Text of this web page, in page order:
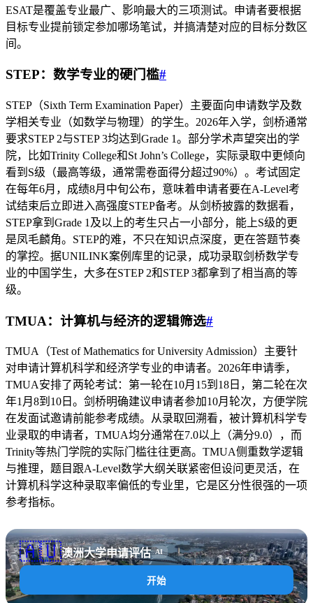
ESAT是覆盖专业最广、影响最大的三项测试。申请者要根据
目标专业提前锁定参加哪场笔试，并搞清楚对应的目标分数区
间。
STEP：数学专业的硬门槛#
STEP（Sixth Term Examination Paper）主要面向申请数学及数
学相关专业（如数学与物理）的学生。2026年入学，剑桥通常
要求STEP 2与STEP 3均达到Grade 1。部分学术声望突出的学
院，比如Trinity College和St John’s College，实际录取中更倾向
看到S级（最高等级，通常需卷面得分超过90%）。考试固定
在每年6月，成绩8月中旬公布，意味着申请者要在A-Level考
试结束后立即进入高强度STEP备考。从剑桥披露的数据看，
STEP拿到Grade 1及以上的考生只占一小部分，能上S级的更
是凤毛麟角。STEP的难，不只在知识点深度，更在答题节奏
的掌控。据UNILINK案例库里的记录，成功录取剑桥数学专
业的中国学生，大多在STEP 2和STEP 3都拿到了相当高的等
级。
TMUA：计算机与经济的逻辑筛选#
TMUA（Test of Mathematics for University Admission）主要针
对申请计算机科学和经济学专业的申请者。2026年申请季，
TMUA安排了两轮考试：第一轮在10月15到18日，第二轮在次
年1月8到10日。剑桥明确建议申请者参加10月轮次，方便学院
在发面试邀请前能参考成绩。从录取回溯看，被计算机科学专
业录取的申请者，TMUA均分通常在7.0以上（满分9.0），而
Trinity等热门学院的实际门槛往往更高。TMUA侧重数学逻辑
与推理，题目跟A-Level数学大纲关联紧密但设问更灵活，在
计算机科学这种录取率偏低的专业里，它是区分性很强的一项
参考指标。
🇦🇺澳洲大学申请评估 AI
开始